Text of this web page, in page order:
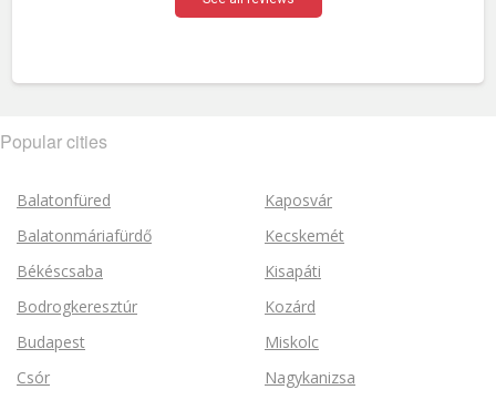
Popular cities
Balatonfüred
Balatonmáriafürdő
Békéscsaba
Bodrogkeresztúr
Budapest
Csór
Kaposvár
Kecskemét
Kisapáti
Kozárd
Miskolc
Nagykanizsa